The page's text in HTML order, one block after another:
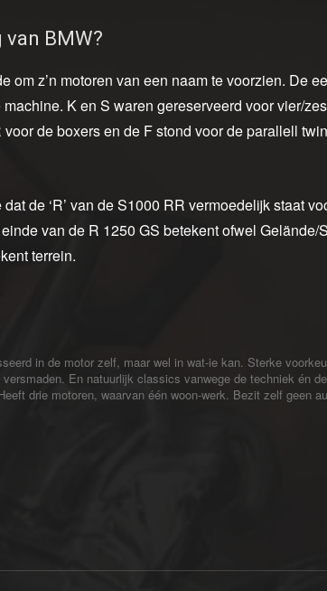
BMW?
om z’n motoren van een naam te voorzien. De
K en S waren gereserveerd voor vier/
de boxers en de F stond voor de parallell
de ‘R’ van de S1000 RR vermoedelijk staat
van de R 1250 GS betekent ofwel Gelände/
terrein.
in de motor zelf, maar wel in wat-ie kan. Sterke
En natuurlijk classics vanwege de techniek én de
drie motoren, waarvan één woon-werk. Bezit zelf geen